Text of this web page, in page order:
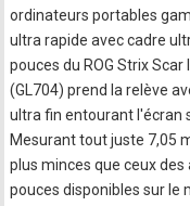
ordinateurs portables
ultra rapide avec cadre
pouces du ROG Strix Scar
(GL704) prend la relève
ultra fin entourant l'écran
Mesurant tout juste 7,05
plus minces que ceux
pouces disponibles sur le